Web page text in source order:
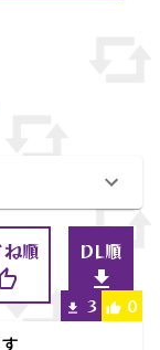
順 DL順
3 0